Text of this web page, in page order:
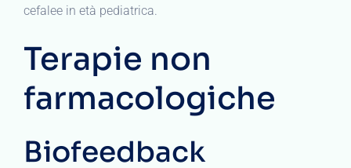
cefalee in età pediatrica.
Terapie non
farmacologiche
Biofeedback